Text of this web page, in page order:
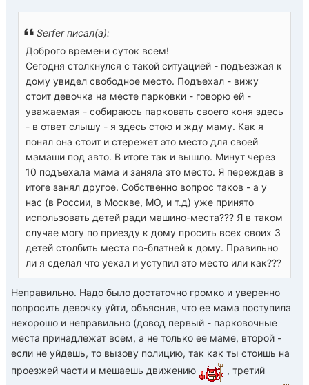
Serfer писал(а):
Доброго времени суток всем!
Сегодня столкнулся с такой ситуацией - подъезжая к
дому увидел свободное место. Подъехал - вижу
стоит девочка на месте парковки - говорю ей -
уважаемая - собираюсь парковать своего коня здесь
- в ответ слышу - я здесь стою и жду маму. Как я
понял она стоит и стережет это место для своей
мамаши под авто. В итоге так и вышло. Минут через
10 подъехала мама и заняла это место. Я переждав в
итоге занял другое. Собственно вопрос таков - а у
нас (в Росcии, в Москве, МО, и т.д) уже принято
использовать детей ради машино-места??? Я в таком
случае могу по приезду к дому просить всех своих 3
детей столбить места по-блатней к дому. Правильно
ли я сделал что уехал и уступил это место или как???
Неправильно. Надо было достаточно громко и уверенно
попросить девочку уйти, объяснив, что ее мама поступила
нехорошо и неправильно (довод первый - парковочные
места принадлежат всем, а не только ее маме, второй -
если не уйдешь, то вызову полицию, так как ты стоишь на
проезжей части и мешаешь движению
, третий